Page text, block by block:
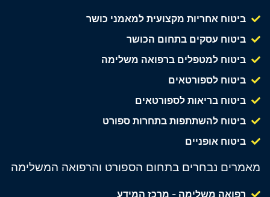
ביטוח אחריות מקצועית למאמני כושר
ביטוח עסקים בתחום הכושר
ביטוח למטפלים ברפואה משלימה
ביטוח לספורטאים
ביטוח בריאות לספורטאים
ביטוח להשתתפות בתחרות ספורט
ביטוח אופניים
מאמרים נבחרים בתחום הספורט והרפואה המשלימה
רפואה משלימה - מרכז המידע